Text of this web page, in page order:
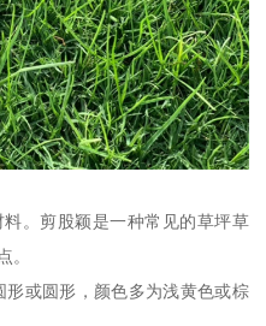
。剪股颖是一种常见的草坪草
。
或圆形，颜色多为浅黄色或棕